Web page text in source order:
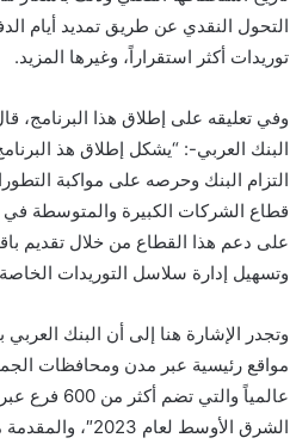
التحول النقدي عن طريق تمديد أيام
توريدات أكثر استقراراً، وغيرها المزيد.
وفي تعليقه على إطلاق هذا البرنامج،
البنك العربي-: “يشكل إطلاق هذ
التزام البنك وحرصه على مواكبة
قطاع الشركات الكبيرة والمتوسطة في
على دعم هذا القطاع من خلال تقديم
وتسهيل إدارة سلاسل التوريدات
مواقع رئيسية عبر مدن ومحافظات
عالمياً
الشرق الأوسط لعام 2023″، والمقدمة من قبل مجلة “غلوبال فاينانس